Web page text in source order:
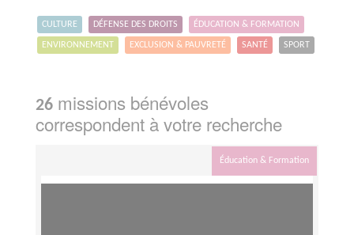
CULTURE DÉFENSE DES DROITS ÉDUCATION & FORMATION
ENVIRONNEMENT EXCLUSION & PAUVRETÉ SANTÉ SPORT
26 missions bénévoles
correspondent à votre recherche
Éducation & Formation